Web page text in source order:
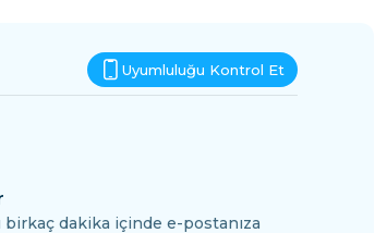
Uyumluluğu Kontrol Et
birkaç dakika içinde e-postanıza